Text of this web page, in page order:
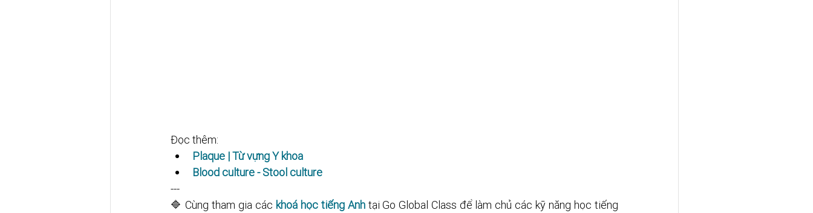
Đọc thêm:
Plaque | Từ vựng Y khoa
Blood culture - Stool culture
---
🔷 Cùng tham gia các khoá học tiếng Anh tại Go Global Class để làm chủ các kỹ năng học tiếng